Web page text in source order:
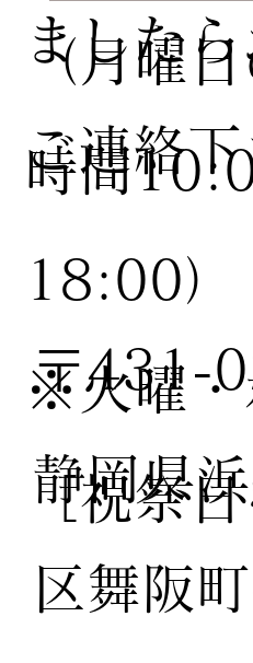
ました
ご連絡
（月曜
時間
18:00）
※火曜・
［祝祭日
〒431-
静岡県
区舞阪